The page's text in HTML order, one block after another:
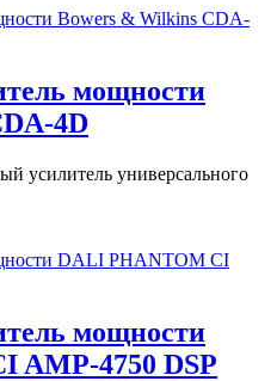
мощности
4D
усилитель универсального
мощности
AMP-4750 DSP